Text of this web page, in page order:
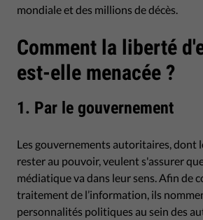
mondiale et des millions de décès.
Comment la liberté
est-elle menacée ?
1. Par le gouvernement
Les gouvernements autoritaires, dont
rester au pouvoir, veulent s'assurer
médiatique va dans leur sens. Afin de
traitement de l’information, ils
personnalités politiques au sein des